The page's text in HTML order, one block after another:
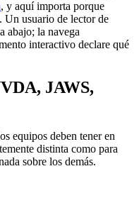
, y aquí importa porque
Un usuario de lector de
abajo; la navega
interactivo declare qué
JAWS,
equipos deben tener en
distinta como para
sobre los demás.